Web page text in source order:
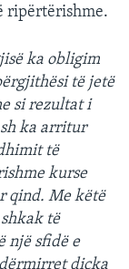
ripërtërishme.
ka obligim
të jetë
si rezultat i
ka arritur
të
kurse
qind. Me këtë
të
një sfidë e
diçka